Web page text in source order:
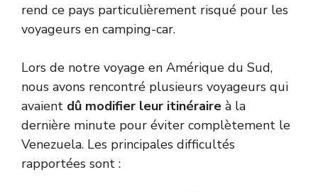
rend ce pays particulièrement risqué pour les
voyageurs en camping-car.
Lors de notre voyage en Amérique du Sud,
nous avons rencontré plusieurs voyageurs qui
avaient dû modifier leur itinéraire à la
dernière minute pour éviter complètement le
Venezuela. Les principales difficultés
rapportées sont :